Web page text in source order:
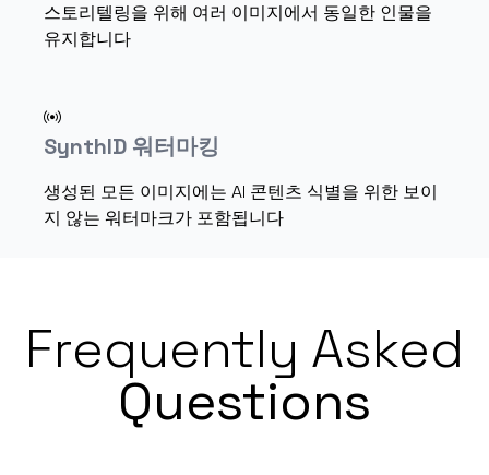
스토리텔링을 위해 여러 이미지에서 동일한 인물을
유지합니다
SynthID 워터마킹
생성된 모든 이미지에는 AI 콘텐츠 식별을 위한 보이
지 않는 워터마크가 포함됩니다
Frequently Asked
Questions